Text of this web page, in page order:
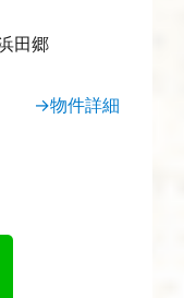
田郷
→物件詳細